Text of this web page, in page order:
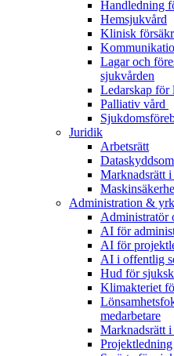
Handledning
Hemsjukvård
Klinisk
Lagar och
sjukvården
Ledarskap för
Palliativ vård
Juridik
Arbetsrätt
Marknadsrätt
Administration &
Administratör
AI för
AI för
AI i offentlig
Hud för
Klimakteriet
medarbetare
Marknadsrätt
Projektledning